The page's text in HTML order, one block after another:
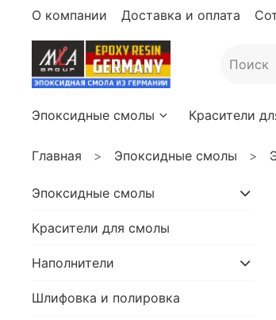
О компании Доставка и оплата
Эпоксидные смолы Красители
Главная Эпоксидные смолы
Эпоксидные смолы
Красители для смолы
Наполнители
Шлифовка и полировка